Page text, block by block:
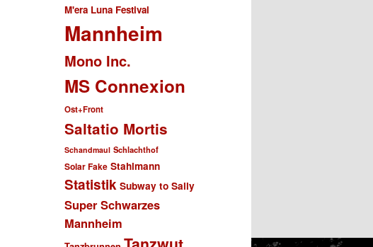
M'era Luna Festival
Mannheim
Mono Inc.
MS Connexion
Ost+Front
Saltatio Mortis
Schandmaul Schlachthof
Solar Fake Stahlmann
Statistik Subway to Sally
Super Schwarzes
Mannheim